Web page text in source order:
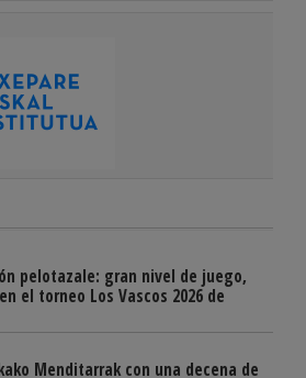
pelotazale: gran nivel de juego,
el torneo Los Vascos 2026 de
Menditarrak con una decena de